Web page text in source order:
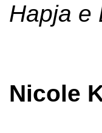
Hapja e
Nicole